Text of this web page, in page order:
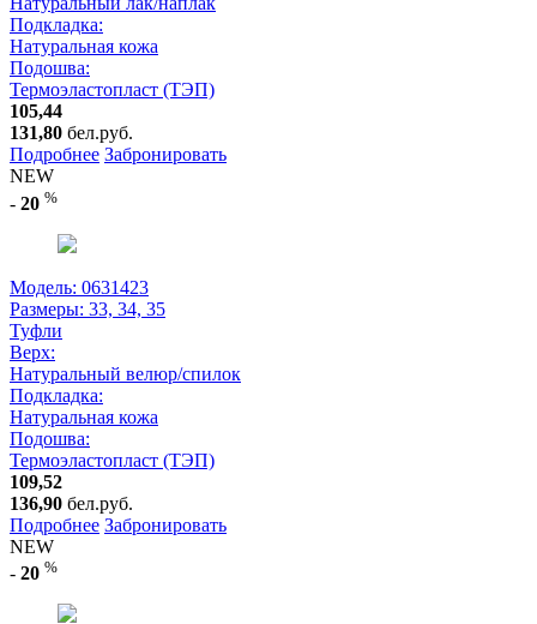
Подкладка:
Натуральная кожа
Подошва:
Термоэластопласт (ТЭП)
105,44
131,80 бел.руб.
Подробнее Забронировать
NEW
- 20 %
Модель: 0631423
Размеры: 33, 34, 35
Туфли
Верх:
Натуральный велюр/спилок
Подкладка:
Натуральная кожа
Подошва:
Термоэластопласт (ТЭП)
109,52
136,90 бел.руб.
Подробнее Забронировать
NEW
- 20 %